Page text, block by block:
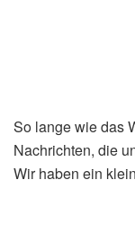
So lange wie das
Nachrichten, die
Wir haben ein